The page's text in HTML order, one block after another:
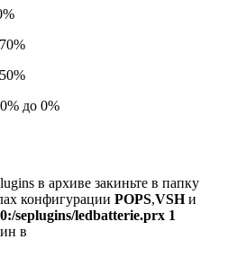
до 0%
в архиве закиньте в папку
конфигурации POPS,VSHи
seplugins/ledbatterie.prx 1
в